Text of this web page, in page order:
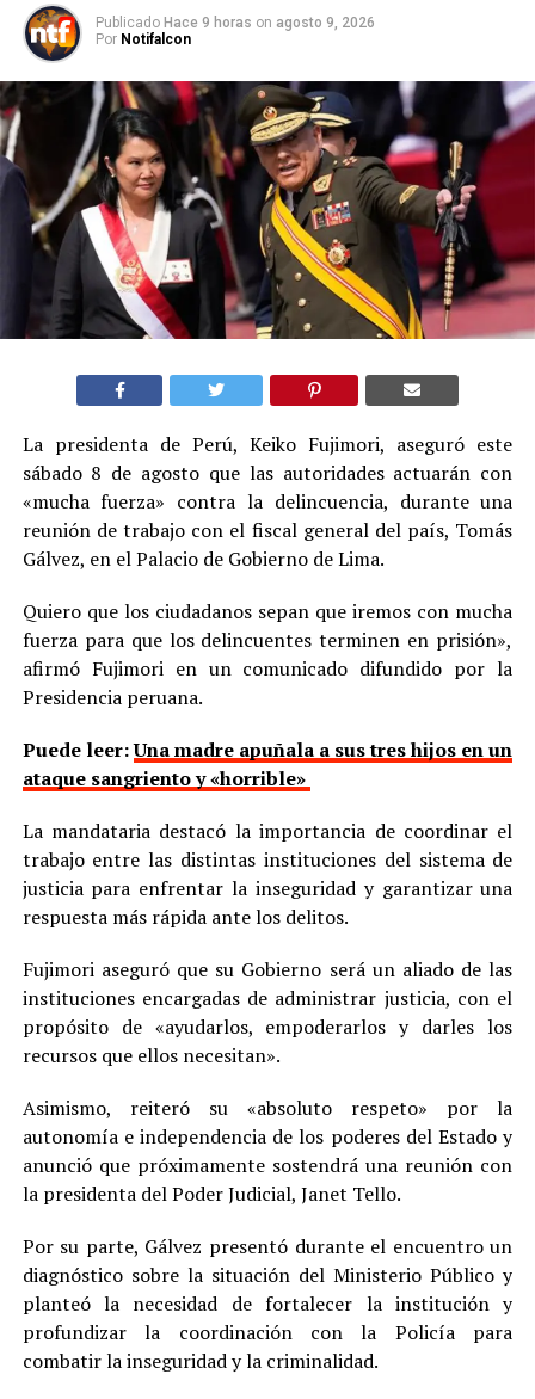
Publicado Hace 9 horas on agosto 9, 2026
Por Notifalcon
La presidenta de Perú, Keiko Fujimori, aseguró este
sábado 8 de agosto que las autoridades actuarán con
«mucha fuerza» contra la delincuencia, durante una
reunión de trabajo con el fiscal general del país, Tomás
Gálvez, en el Palacio de Gobierno de Lima.
Quiero que los ciudadanos sepan que iremos con mucha
fuerza para que los delincuentes terminen en prisión»,
afirmó Fujimori en un comunicado difundido por la
Presidencia peruana.
Puede leer:Una madre apuñala a sus tres hijos en un
ataque sangriento y «horrible»
La mandataria destacó la importancia de coordinar el
trabajo entre las distintas instituciones del sistema de
justicia para enfrentar la inseguridad y garantizar una
respuesta más rápida ante los delitos.
Fujimori aseguró que su Gobierno será un aliado de las
instituciones encargadas de administrar justicia, con el
propósito de «ayudarlos, empoderarlos y darles los
recursos que ellos necesitan».
Asimismo, reiteró su «absoluto respeto» por la
autonomía e independencia de los poderes del Estado y
anunció que próximamente sostendrá una reunión con
la presidenta del Poder Judicial, Janet Tello.
Por su parte, Gálvez presentó durante el encuentro un
diagnóstico sobre la situación del Ministerio Público y
planteó la necesidad de fortalecer la institución y
profundizar la coordinación con la Policía para
combatir la inseguridad y la criminalidad.